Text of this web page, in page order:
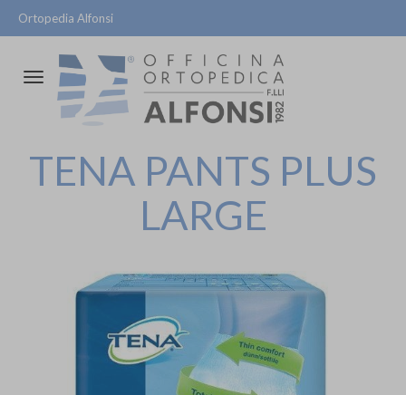
Ortopedia Alfonsi
Attiva/disattiva
navigazione
TENA PANTS PLUS
LARGE